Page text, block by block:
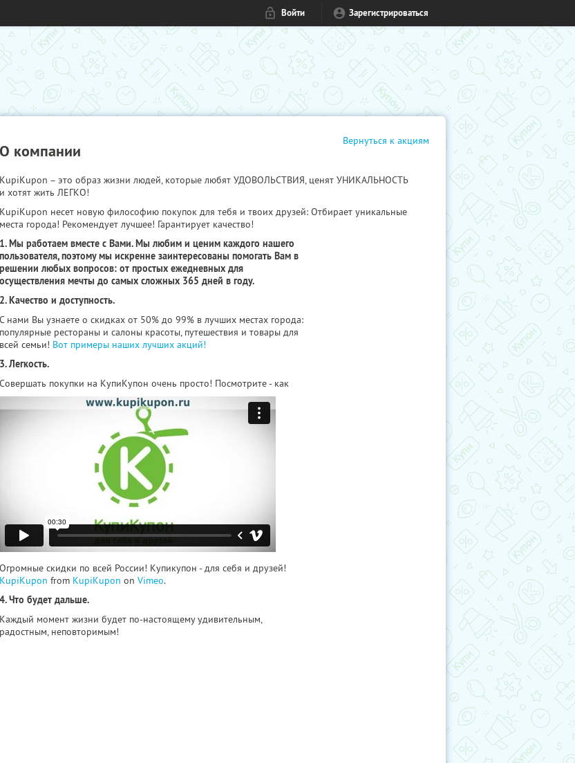
Войти Зарегистрироваться
Вернуться к акциям
О компании
KupiKupon – это образ жизни людей, которые любят УДОВОЛЬСТВИЯ, ценят УНИКАЛЬНОСТЬ
и хотят жить ЛЕГКО!
KupiKupon несет новую философию покупок для тебя и твоих друзей: Отбирает уникальные
места города! Рекомендует лучшее! Гарантирует качество!
1. Мы работаем вместе с Вами. Мы любим и ценим каждого нашего
пользователя, поэтому мы искренне заинтересованы помогать Вам в
решении любых вопросов: от простых ежедневных для
осуществления мечты до самых сложных 365 дней в году.
2. Качество и доступность.
С нами Вы узнаете о скидках от 50% до 99% в лучших местах города:
популярные рестораны и салоны красоты, путешествия и товары для
всей семьи! Вот примеры наших лучших акций!
3. Легкость.
Совершать покупки на КупиКупон очень просто! Посмотрите - как
Огромные скидки по всей России! Купикупон - для себя и друзей!
KupiKupon from KupiKupon on Vimeo.
4. Что будет дальше.
Каждый момент жизни будет по-настоящему удивительным,
радостным, неповторимым!